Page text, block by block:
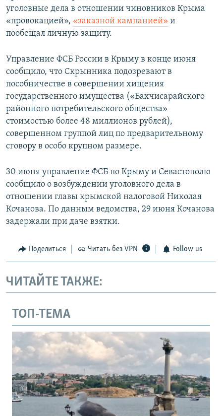
уголовные дела в отношении чиновников Крыма
«провокацией», «заказной кампанией» и
пообещал личную защиту.
Управление ФСБ России в Крыму в конце июня
сообщило, что Скрынника подозревают в
пособничестве в совершении хищения
государственного имущества («Бахчисарайского
районного потребительского общества»
стоимостью более 48 миллионов рублей),
совершенном группой лиц по предварительному
сговору в особо крупном размере.
30 июня управление ФСБ по Крыму и Севастополю
сообщило о возбуждении уголовного дела в
отношении главы крымской налоговой Николая
Кочанова. По данным ведомства, 29 июня Кочанова
задержали при даче взятки.
Поделиться Читать без VPN Follow us
ЧИТАЙТЕ ТАКЖЕ:
ТОП-ТЕМА